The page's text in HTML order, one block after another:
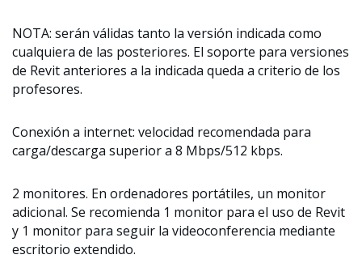
NOTA: serán válidas tanto la versión indicada como
cualquiera de las posteriores. El soporte para versiones
de Revit anteriores a la indicada queda a criterio de los
profesores.
Conexión a internet: velocidad recomendada para
carga/descarga superior a 8 Mbps/512 kbps.
2 monitores. En ordenadores portátiles, un monitor
adicional. Se recomienda 1 monitor para el uso de Revit
y 1 monitor para seguir la videoconferencia mediante
escritorio extendido.